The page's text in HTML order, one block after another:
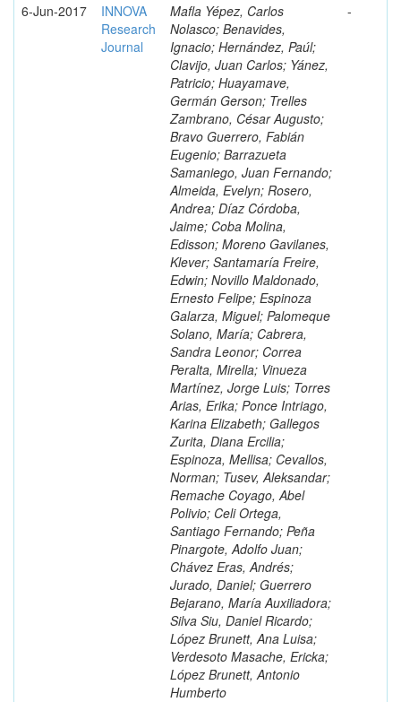
6-Jun-2017
INNOVA
Research
Journal
Mafla Yépez, Carlos
Nolasco; Benavides,
Ignacio; Hernández, Paúl;
Clavijo, Juan Carlos; Yánez,
Patricio; Huayamave,
Germán Gerson; Trelles
Zambrano, César Augusto;
Bravo Guerrero, Fabián
Eugenio; Barrazueta
Samaniego, Juan Fernando;
Almeida, Evelyn; Rosero,
Andrea; Díaz Córdoba,
Jaime; Coba Molina,
Edisson; Moreno Gavilanes,
Klever; Santamaría Freire,
Edwin; Novillo Maldonado,
Ernesto Felipe; Espinoza
Galarza, Miguel; Palomeque
Solano, María; Cabrera,
Sandra Leonor; Correa
Peralta, Mirella; Vinueza
Martínez, Jorge Luis; Torres
Arias, Erika; Ponce Intriago,
Karina Elizabeth; Gallegos
Zurita, Diana Ercilia;
Espinoza, Mellisa; Cevallos,
Norman; Tusev, Aleksandar;
Remache Coyago, Abel
Polivio; Celi Ortega,
Santiago Fernando; Peña
Pinargote, Adolfo Juan;
Chávez Eras, Andrés;
Jurado, Daniel; Guerrero
Bejarano, María Auxiliadora;
Silva Siu, Daniel Ricardo;
López Brunett, Ana Luisa;
Verdesoto Masache, Ericka;
López Brunett, Antonio
Humberto
-